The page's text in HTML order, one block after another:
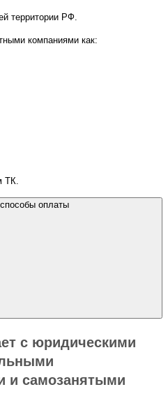
территории РФ.
компаниями как:
ТК.
оплаты
с юридическими
и самозанятыми